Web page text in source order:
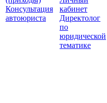
Консультация
автоюриста
кабинет
Директолог
по
юридической
тематике